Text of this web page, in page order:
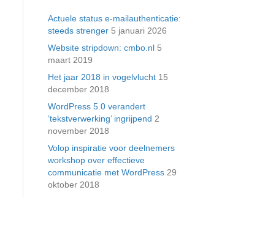
Actuele status e-mailauthenticatie:
steeds strenger 5 januari 2026
Website stripdown: cmbo.nl 5
maart 2019
Het jaar 2018 in vogelvlucht 15
december 2018
WordPress 5.0 verandert
’tekstverwerking’ ingrijpend 2
november 2018
Volop inspiratie voor deelnemers
workshop over effectieve
communicatie met WordPress 29
oktober 2018